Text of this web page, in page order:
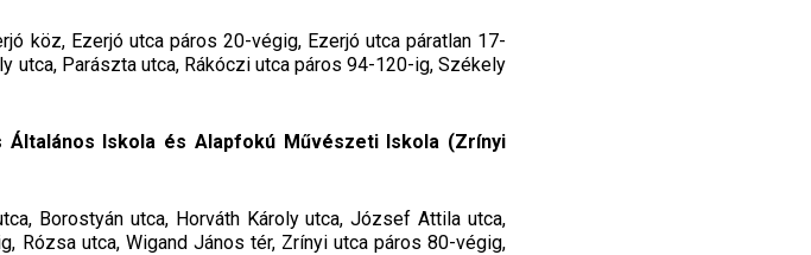
köz, Ezerjó utca páros 20-végig, Ezerjó utca páratlan 17-
utca, Parászta utca, Rákóczi utca páros 94-120-ig, Székely
Iskola és Alapfokú Művészeti Iskola (Zrínyi
Borostyán utca, Horváth Károly utca, József Attila utca,
Rózsa utca, Wigand János tér, Zrínyi utca páros 80-végig,